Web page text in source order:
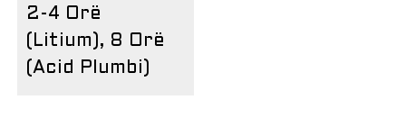
2-4 Orë
(Litium), 8 Orë
(Acid Plumbi)